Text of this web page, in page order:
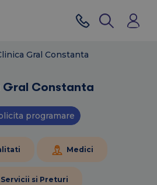
Gral Constanta
Gral Constanta
programare
Medici
Servicii si Preturi